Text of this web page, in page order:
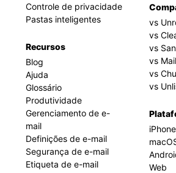
Controle de privacidade
Pastas inteligentes
Recursos
Blog
Ajuda
Glossário
Produtividade
Gerenciamento de e-
mail
Definições de e-mail
Segurança de e-mail
Etiqueta de e-mail
vs
vs
vs
vs
vs
vs
Web